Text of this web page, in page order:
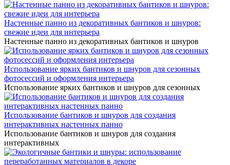
Настенные панно из декоративных бантиков и шнуров:
свежие идеи для интерьера
Настенные панно из декоративных бантиков и шнуров
Использование ярких бантиков и шнуров для сезонных
фотосессий и оформления интерьера
Использование ярких бантиков и шнуров для сезонных
Использование бантиков и шнуров для создания
интерактивных настенных панно
Использование бантиков и шнуров для создания
интерактивных